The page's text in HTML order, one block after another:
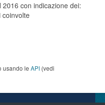
con indicazione dei:
coinvolte
usando le API (vedi